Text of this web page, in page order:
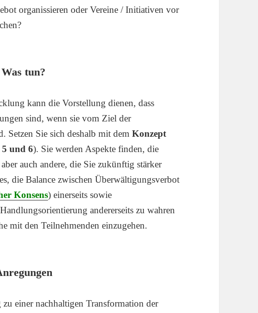
organissieren oder Vereine / Initiativen vor
Was tun?
kann die Vorstellung dienen, dass
sind, wenn sie vom Ziel der
Setzen Sie sich deshalb mit demKonzept
5 und 6). Sie werden Aspekte finden, die
auch andere, die Sie zukünftig stärker
die Balance zwischen Überwältigungsverbot
Konsens) einerseits sowie
andererseits zu wahren
mit den Teilnehmenden einzugehen.
einer nachhaltigen Transformation der